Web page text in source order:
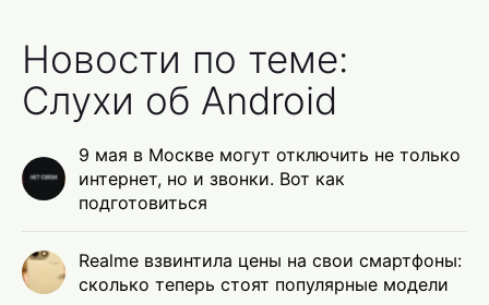
Новости по теме:
Слухи об Android
9 мая в Москве могут отключить не только
интернет, но и звонки. Вот как
подготовиться
Realme взвинтила цены на свои смартфоны:
сколько теперь стоят популярные модели